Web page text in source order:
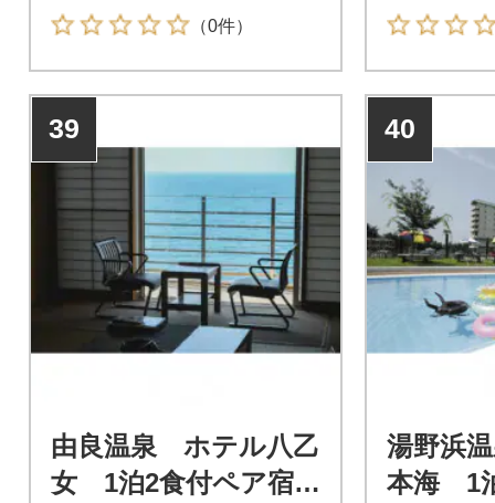
（0件）
39
由良温泉 ホテル八乙
女 1泊2食付ペア宿泊
40
湯野浜
本海 1